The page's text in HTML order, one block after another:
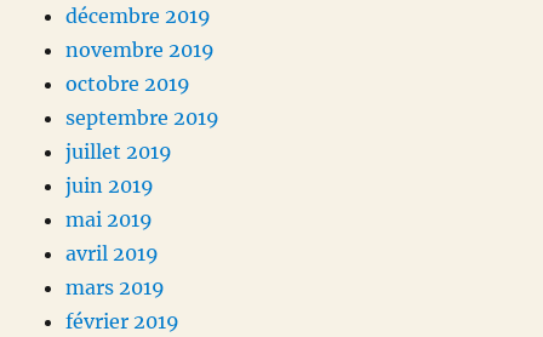
décembre 2019
novembre 2019
octobre 2019
septembre 2019
juillet 2019
juin 2019
mai 2019
avril 2019
mars 2019
février 2019